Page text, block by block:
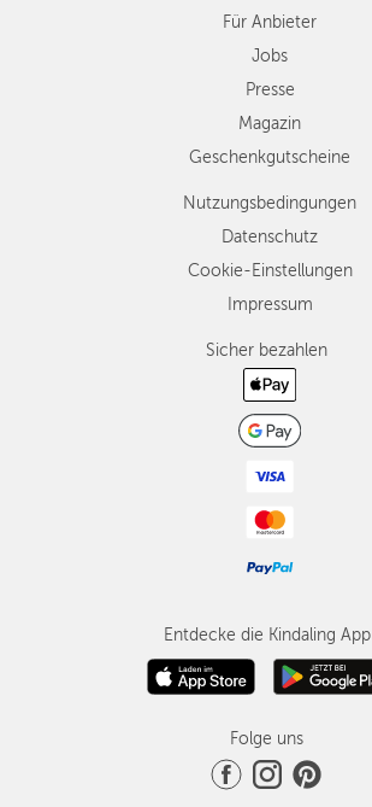
Für Anbieter
Jobs
Presse
Magazin
Geschenkgutscheine
Nutzungsbedingungen
Datenschutz
Cookie-Einstellungen
Impressum
Sicher bezahlen
Entdecke die Kindaling App
Folge uns